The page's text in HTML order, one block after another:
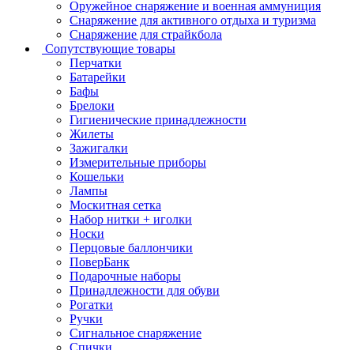
Оружейное снаряжение и военная аммуниция
Снаряжение для активного отдыха и туризма
Снаряжение для страйкбола
Сопутствующие товары
Перчатки
Батарейки
Бафы
Брелоки
Гигиенические принадлежности
Жилеты
Зажигалки
Измерительные приборы
Кошельки
Лампы
Москитная сетка
Набор нитки + иголки
Носки
Перцовые баллончики
ПоверБанк
Подарочные наборы
Принадлежности для обуви
Рогатки
Ручки
Сигнальное снаряжение